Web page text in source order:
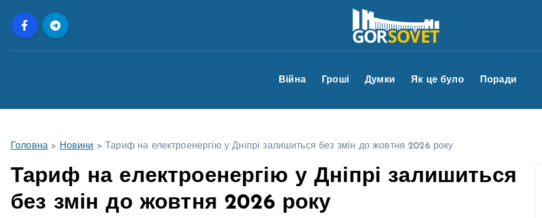
Війна Гроші Думки Як це було Поради
Головна > Новини > Тариф на електроенергію у Дніпрі залишиться без змін до жовтня 2026 року
Тариф на електроенергію у Дніпрі залишиться
без змін до жовтня 2026 року